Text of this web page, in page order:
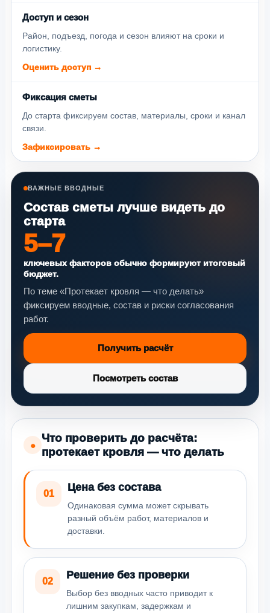
Доступ и сезон
Район, подъезд, погода и сезон влияют на сроки и
логистику.
Оценить доступ →
Фиксация сметы
До старта фиксируем состав, материалы, сроки и канал
связи.
Зафиксировать →
ВАЖНЫЕ ВВОДНЫЕ
Состав сметы лучше видеть до
старта
5–7
ключевых факторов обычно формируют итоговый
бюджет.
По теме «Протекает кровля — что делать»
фиксируем вводные, состав и риски согласования
работ.
Получить расчёт
Посмотреть состав
●
Что проверить до расчёта:
протекает кровля — что делать
01
Цена без состава
Одинаковая сумма может скрывать
разный объём работ, материалов и
доставки.
02
Решение без проверки
Выбор без вводных часто приводит к
лишним закупкам, задержкам и